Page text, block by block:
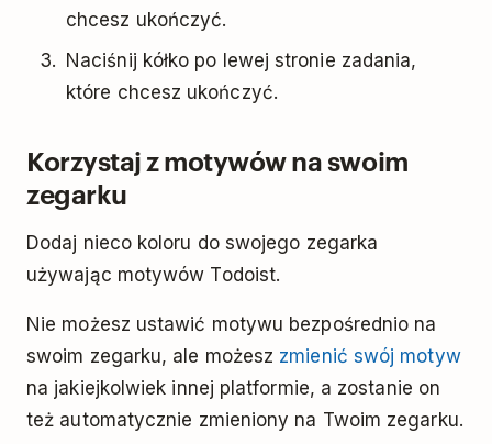
chcesz ukończyć.
Naciśnij kółko po lewej stronie zadania,
które chcesz ukończyć.
Korzystaj z motywów na swoim
zegarku
Dodaj nieco koloru do swojego zegarka
używając motywów Todoist.
Nie możesz ustawić motywu bezpośrednio na
swoim zegarku, ale możesz zmienić swój motyw
na jakiejkolwiek innej platformie, a zostanie on
też automatycznie zmieniony na Twoim zegarku.